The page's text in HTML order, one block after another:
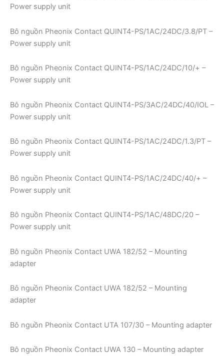
Power supply unit
Bô nguồn Pheonix Contact QUINT4-PS/1AC/24DC/3.8/PT –
Power supply unit
Bô nguồn Pheonix Contact QUINT4-PS/1AC/24DC/10/+ –
Power supply unit
Bô nguồn Pheonix Contact QUINT4-PS/3AC/24DC/40/IOL –
Power supply unit
Bô nguồn Pheonix Contact QUINT4-PS/1AC/24DC/1.3/PT –
Power supply unit
Bô nguồn Pheonix Contact QUINT4-PS/1AC/24DC/40/+ –
Power supply unit
Bô nguồn Pheonix Contact QUINT4-PS/1AC/48DC/20 –
Power supply unit
Bô nguồn Pheonix Contact UWA 182/52 – Mounting
adapter
Bô nguồn Pheonix Contact UWA 182/52 – Mounting
adapter
Bô nguồn Pheonix Contact UTA 107/30 – Mounting adapter
Bô nguồn Pheonix Contact UWA 130 – Mounting adapter